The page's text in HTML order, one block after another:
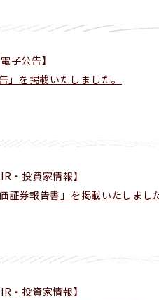
電子公告】
」を掲載いたしました。
IR・投資家情報】
証券報告書」を掲載いたしまし
IR・投資家情報】